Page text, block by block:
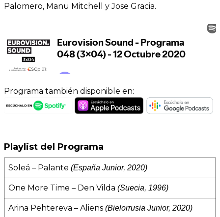
Palomero, Manu Mitchell y Jose Gracia.
Programa también disponible en:
Playlist del Programa
Soleá – Palante (España Junior, 2020)
One More Time – Den Vilda (Suecia, 1996)
Arina Pehtereva – Aliens (Bielorrusia Junior, 2020)